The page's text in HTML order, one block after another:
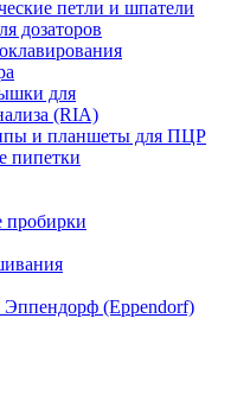
петли и шпатели
дозаторов
для
(RIA)
и планшеты для ПЦР
пипетки
(Eppendorf)